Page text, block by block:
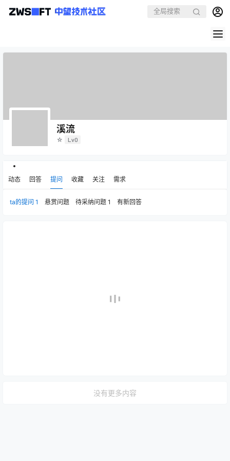
溪流
☆ Lv0
动态 回答 提问 收藏 关注 需求
ta的提问 1 悬赏问题 待采纳问题 1 有新回答
没有更多内容